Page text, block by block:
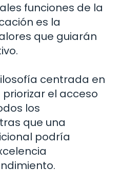
funciones de la
es la
que guiarán
centrada en
el acceso
los
que una
podría